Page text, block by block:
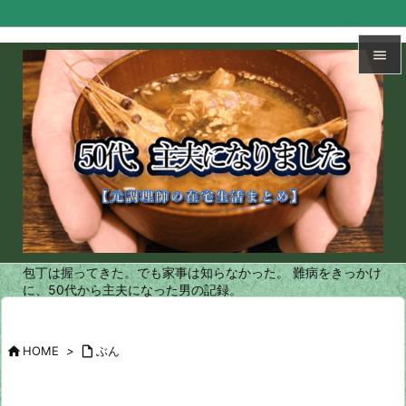


メニュ

サイド

前へ

次へ

検索
包丁は握ってきた。でも家事は知らなかった。 難病をきっかけ
に、50代から主夫になった男の記録。
HOME >  ぶん